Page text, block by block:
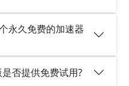
永久免费的加速器
否提供免费试用?